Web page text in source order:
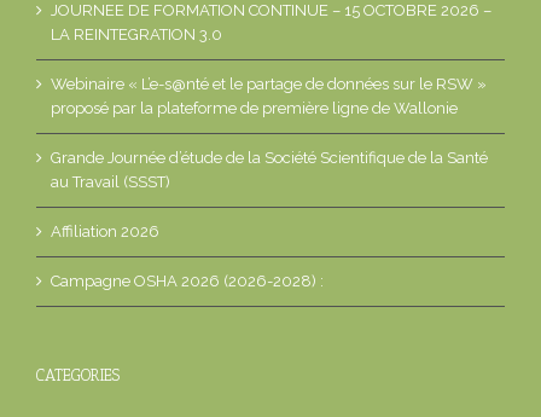
JOURNEE DE FORMATION CONTINUE – 15 OCTOBRE 2026 –
LA REINTEGRATION 3.0
Webinaire « L’e-s@nté et le partage de données sur le RSW »
proposé par la plateforme de première ligne de Wallonie
Grande Journée d’étude de la Société Scientifique de la Santé
au Travail (SSST)
Affiliation 2026
Campagne OSHA 2026 (2026-2028) :
CATEGORIES